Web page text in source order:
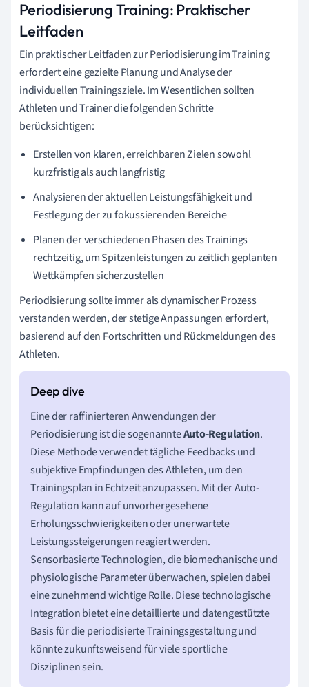
Periodisierung Training: Praktischer
Leitfaden
Ein praktischer Leitfaden zur Periodisierung im Training
erfordert eine gezielte Planung und Analyse der
individuellen Trainingsziele. Im Wesentlichen sollten
Athleten und Trainer die folgenden Schritte
berücksichtigen:
Erstellen von klaren, erreichbaren Zielen sowohl
kurzfristig als auch langfristig
Analysieren der aktuellen Leistungsfähigkeit und
Festlegung der zu fokussierenden Bereiche
Planen der verschiedenen Phasen des Trainings
rechtzeitig, um Spitzenleistungen zu zeitlich geplanten
Wettkämpfen sicherzustellen
Periodisierung sollte immer als dynamischer Prozess
verstanden werden, der stetige Anpassungen erfordert,
basierend auf den Fortschritten und Rückmeldungen des
Athleten.
Eine der raffinierteren Anwendungen der
Periodisierung ist die sogenannteAuto-Regulation.
Diese Methode verwendet tägliche Feedbacks und
subjektive Empfindungen des Athleten, um den
Trainingsplan in Echtzeit anzupassen. Mit der Auto-
Regulation kann auf unvorhergesehene
Erholungsschwierigkeiten oder unerwartete
Leistungssteigerungen reagiert werden.
Sensorbasierte Technologien, die biomechanische und
physiologische Parameter überwachen, spielen dabei
eine zunehmend wichtige Rolle. Diese technologische
Integration bietet eine detaillierte und datengestützte
Basis für die periodisierte Trainingsgestaltung und
könnte zukunftsweisend für viele sportliche
Disziplinen sein.